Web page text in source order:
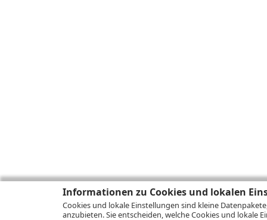
Informationen zu Cookies und lokalen
Cookies und lokale Einstellungen sind kleine
anzubieten. Sie entscheiden, welche Cookies und lokale